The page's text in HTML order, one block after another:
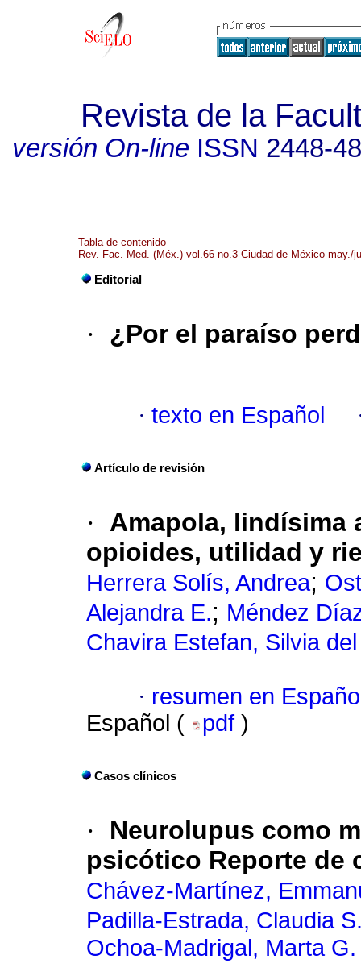
Revista de la
versión On-lineISSN 2448-
Tabla de contenido
Rev. Fac. Med. (Méx.) vol.66 no.3 Ciudad de México may./
Editorial
· ¿Por el paraíso
· texto en Español
Artículo de revisión
·
Amapola, lindísima
opioides, utilidad y
Herrera Solís, Andrea;
Alejandra E.; Méndez
Chavira Estefan, Silvia
· resumen en
Español (
pdf )
Casos clínicos
·
Neurolupus como
psicótico Reporte de
Chávez-Martínez,
Padilla-Estrada, Claudia
Ochoa-Madrigal, Marta G.